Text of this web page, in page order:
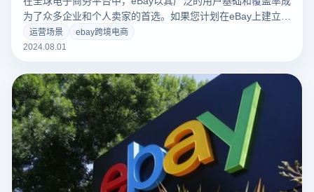
为了众多企业和个人卖家的首选。如果您计划在eBay上建立自
己的网店，了解详细的开店流程和相关费用是至关重要的。本
文将为您详细介绍ebay开店流程及费用，帮助您顺利启动您的
运营场景
ebay跨境电商
2024.08.01